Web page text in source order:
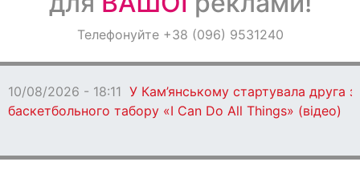
ОголошенняТелефонуйте +38 (096) 9531240
10/08/2026 - 18:11 У Кам’янському стартувала друга
баскетбольного табору «I Can Do All Things» (відео)